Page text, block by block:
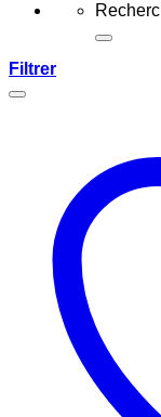
Filtrer